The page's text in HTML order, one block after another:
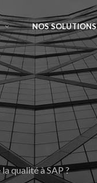
NOS SOLUTIONS
qualité à SAP ?